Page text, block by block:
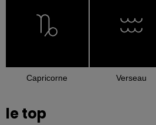
Capricorne Verseau
le top